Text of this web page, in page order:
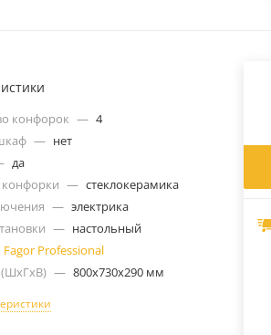
конфорок — 4
— нет
да
— стеклокерамика
— электрика
— настольный
Fagor Professional
(ШxГxВ) — 800x730x290 мм